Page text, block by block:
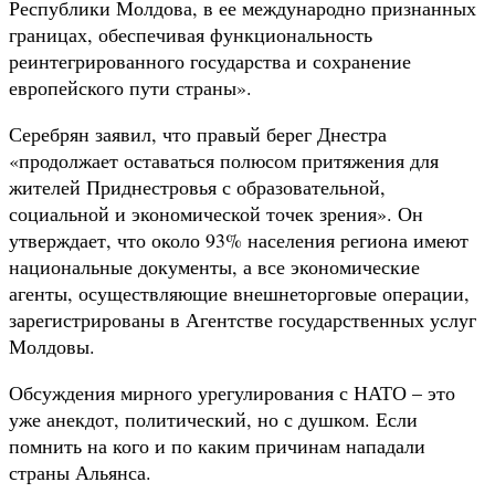
Республики Молдова, в ее международно признанных
границах, обеспечивая функциональность
реинтегрированного государства и сохранение
европейского пути страны».
Серебрян заявил, что правый берег Днестра
«продолжает оставаться полюсом притяжения для
жителей Приднестровья с образовательной,
социальной и экономической точек зрения». Он
утверждает, что около 93% населения региона имеют
национальные документы, а все экономические
агенты, осуществляющие внешнеторговые операции,
зарегистрированы в Агентстве государственных услуг
Молдовы.
Обсуждения мирного урегулирования с НАТО – это
уже анекдот, политический, но с душком. Если
помнить на кого и по каким причинам нападали
страны Альянса.